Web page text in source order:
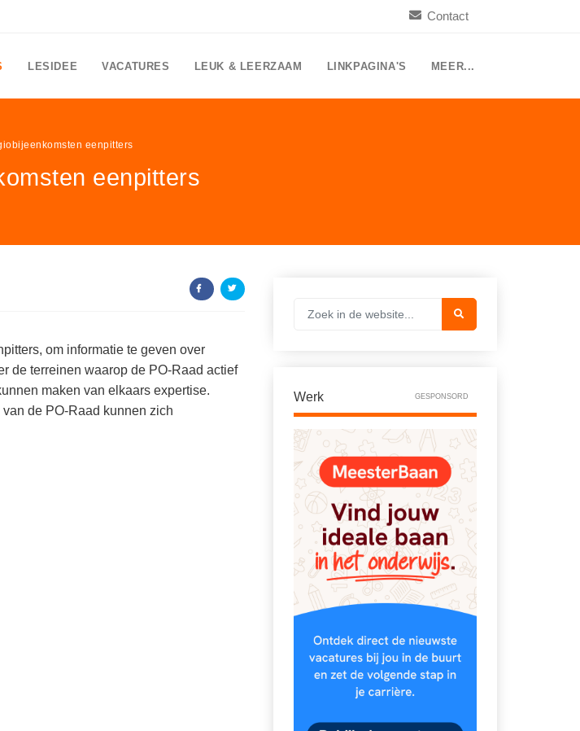
Contact
LESIDEE VACATURES LEUK & LEERZAAM LINKPAGINA'S MEER...
eenpitters
eenpitters
om informatie te geven over
de terreinen waarop de PO-Raad actief
maken van elkaars expertise.
de PO-Raad kunnen zich
Werk GESPONSORD